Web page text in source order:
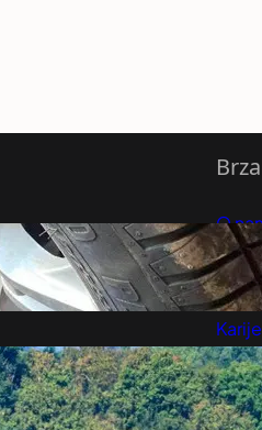
treba postaviti naprijed
zakazao“: Katastrofa
izbegnuta u poslednjem
ulazi u novu fazu rata?
O